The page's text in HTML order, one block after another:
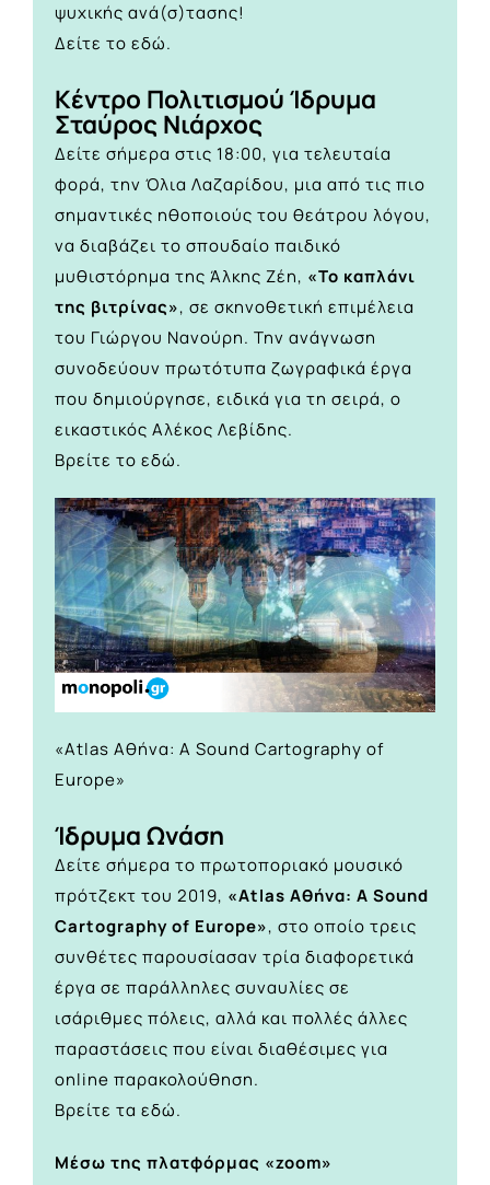
ψυχικής ανά(σ)τασης!
Δείτε το εδώ.
Κέντρο Πολιτισμού Ίδρυμα
Σταύρος Νιάρχος
Δείτε σήμερα στις 18:00, για τελευταία
φορά, την Όλια Λαζαρίδου, μια από τις πιο
σημαντικές ηθοποιούς του θεάτρου λόγου,
να διαβάζει το σπουδαίο παιδικό
μυθιστόρημα της Άλκης Ζέη, «Το καπλάνι
της βιτρίνας», σε σκηνοθετική επιμέλεια
του Γιώργου Νανούρη. Την ανάγνωση
συνοδεύουν πρωτότυπα ζωγραφικά έργα
που δημιούργησε, ειδικά για τη σειρά, ο
εικαστικός Αλέκος Λεβίδης.
Βρείτε το εδώ.
«Atlas Αθήνα: A Sound Cartography οf
Europe»
Ίδρυμα Ωνάση
Δείτε σήμερα το πρωτοποριακό μουσικό
πρότζεκτ του 2019, «Atlas Αθήνα: A Sound
Cartography οf Europe», στο οποίο τρεις
συνθέτες παρουσίασαν τρία διαφορετικά
έργα σε παράλληλες συναυλίες σε
ισάριθμες πόλεις, αλλά και πολλές άλλες
παραστάσεις που είναι διαθέσιμες για
online παρακολούθηση.
Βρείτε τα εδώ.
Μέσω της πλατφόρμας «zoom»